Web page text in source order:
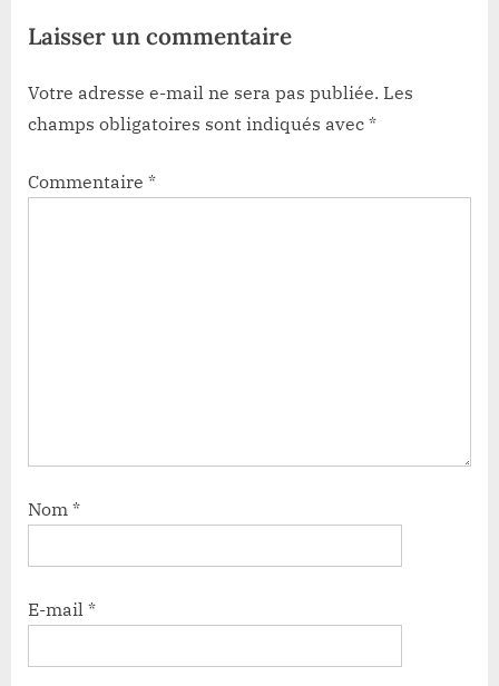
Laisser un commentaire
Votre adresse e-mail ne sera pas publiée. Les
champs obligatoires sont indiqués avec *
Commentaire *
Nom *
E-mail *